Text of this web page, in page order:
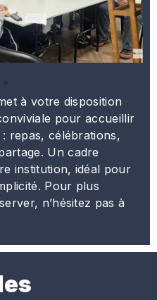
à votre disposition
pour accueillir
repas, célébrations,
Un cadre
institution, idéal pour
Pour plus
n’hésitez pas à